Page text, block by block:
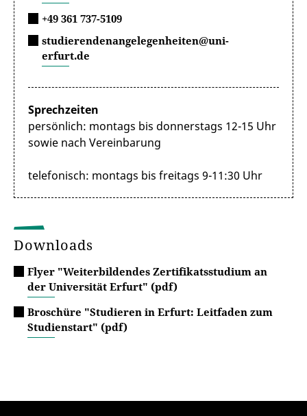
+49 361 737-5109
studierendenangelegenheiten@uni-
erfurt.de
Sprechzeiten
persönlich: montags bis donnerstags 12-15 Uhr
sowie nach Vereinbarung
telefonisch: montags bis freitags 9-11:30 Uhr
Downloads
Flyer "Weiterbildendes Zertifikatsstudium an
der Universität Erfurt" (pdf)
Broschüre "Studieren in Erfurt: Leitfaden zum
Studienstart" (pdf)